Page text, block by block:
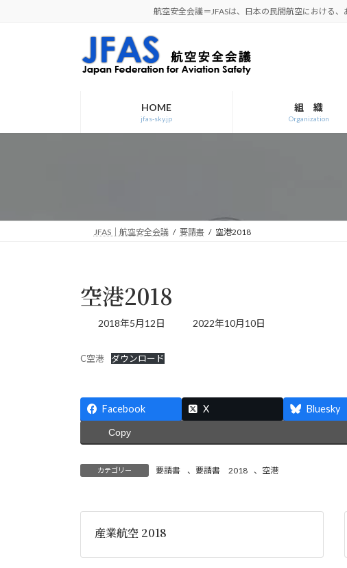
航空安全会議＝JFASは、日本の民間航空における
HOME
jfas-sky.jp
組 織
Organization
JFAS｜航空安全会議 要請書 空港2018
空港2018
2018年5月12日
最
:
2022年10月10日
C空港 ダウンロード
Facebook X Bluesky
Copy
カテゴリー 要請書 、 要請書 2018 、 空港
産業航空 2018